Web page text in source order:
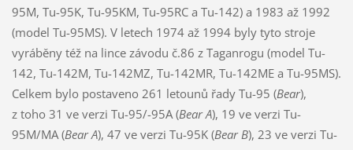
95M, Tu-95K, Tu-95KM, Tu-95RC a Tu-142) a 1983 až 1992
(model Tu-95MS). V letech 1974 až 1994 byly tyto stroje
vyráběny též na lince závodu č.86 z Taganrogu (model Tu-
142, Tu-142M, Tu-142MZ, Tu-142MR, Tu-142ME a Tu-95MS).
Celkem bylo postaveno 261 letounů řady Tu-95 (Bear),
z toho 31 ve verzi Tu-95/-95A (Bear A), 19 ve verzi Tu-
95M/MA (Bear A), 47 ve verzi Tu-95K (Bear B), 23 ve verzi Tu-